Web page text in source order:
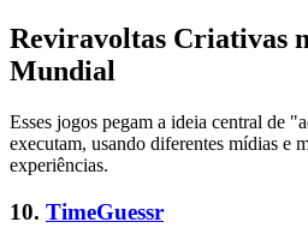
Reviravoltas Criativas
Mundial
Esses jogos pegam a ideia central de
executam, usando diferentes mídias e
experiências.
10. TimeGuessr